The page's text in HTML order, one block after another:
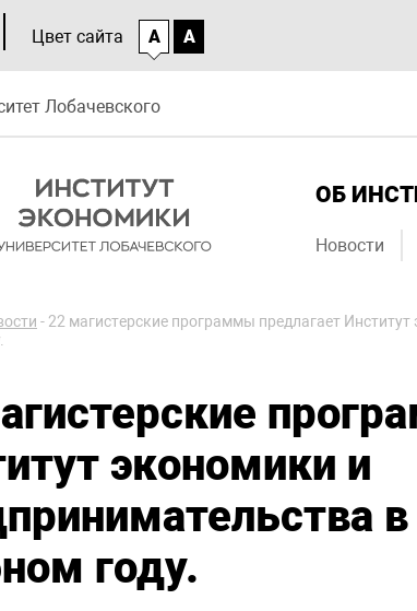
Цвет сайта A A
Лобачевского
ОБ
Новости
- 22 магистерские программы предлагает
экономики и
году.